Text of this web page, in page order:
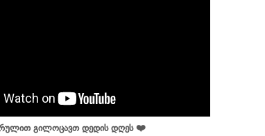
გილოცავთ დედის დღეს ❤️